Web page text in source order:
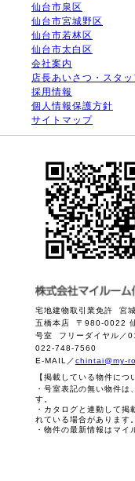
仙台市泉区
仙台市宮城野区
仙台市若林区
仙台市太白区
会社案内
店長あいさつ・スタ
採用情報
個人情報保護方針
サイトマップ
宅地建物取引業免許 宮
五橋本店 〒980-0022
号室 フリーダイヤル
022-748-7560
E-MAIL／chintai@my-
【掲載している物件につ
・号室表記の無い物件は
す。
・カタログと連動して掲
れている場合があります。
・物件の最新情報はマイ